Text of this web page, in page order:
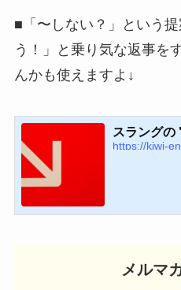
■「〜しない？」という
う！」と乗り気な返事を
んかも使えますよ↓
スラング
https://kiwi-
メルマ